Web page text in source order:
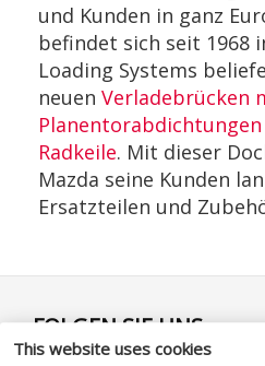
This website uses cookies
und Kunden in ganz
befindet sich seit 1968
Loading Systems
neuen Verladebrücken
Planentorabdichtungen
Radkeile. Mit dieser
Mazda seine Kunden
Ersatzteilen und
FOLGEN SIE UNS